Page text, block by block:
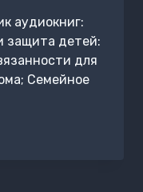
аудиокниг:
защита детей:
для
Семейное